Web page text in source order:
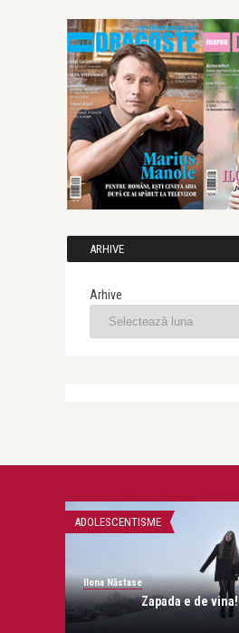
ARHIVE
Arhive
ADOLESCENTISME
Ilona Năstase
Zapada e de vina!